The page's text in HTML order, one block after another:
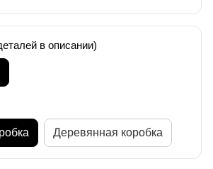
в описании)
Деревянная коробка